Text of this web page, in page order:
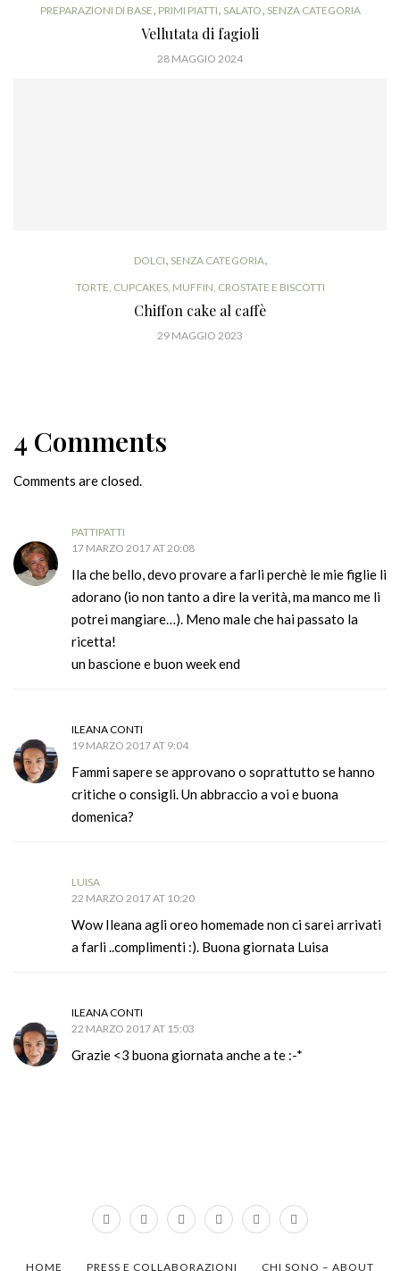
PREPARAZIONI DI BASE, PRIMI PIATTI, SALATO, SENZA CATEGORIA
Vellutata di fagioli
28 MAGGIO 2024
DOLCI, SENZA CATEGORIA,
TORTE, CUPCAKES, MUFFIN, CROSTATE E BISCOTTI
Chiffon cake al caffè
29 MAGGIO 2023
4 Comments
Comments are closed.
PATTIPATTI
17 MARZO 2017 AT 20:08
Ila che bello, devo provare a farli perchè le mie figlie li
adorano (io non tanto a dire la verità, ma manco me li
potrei mangiare…). Meno male che hai passato la
ricetta!
un bascione e buon week end
ILEANA CONTI
19 MARZO 2017 AT 9:04
Fammi sapere se approvano o soprattutto se hanno
critiche o consigli. Un abbraccio a voi e buona
domenica?
LUISA
22 MARZO 2017 AT 10:20
Wow Ileana agli oreo homemade non ci sarei arrivati
a farli ..complimenti :). Buona giornata Luisa
ILEANA CONTI
22 MARZO 2017 AT 15:03
Grazie <3 buona giornata anche a te :-*
HOME PRESS E COLLABORAZIONI CHI SONO – ABOUT